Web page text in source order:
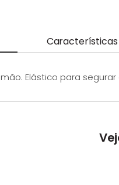
Características
Elástico para